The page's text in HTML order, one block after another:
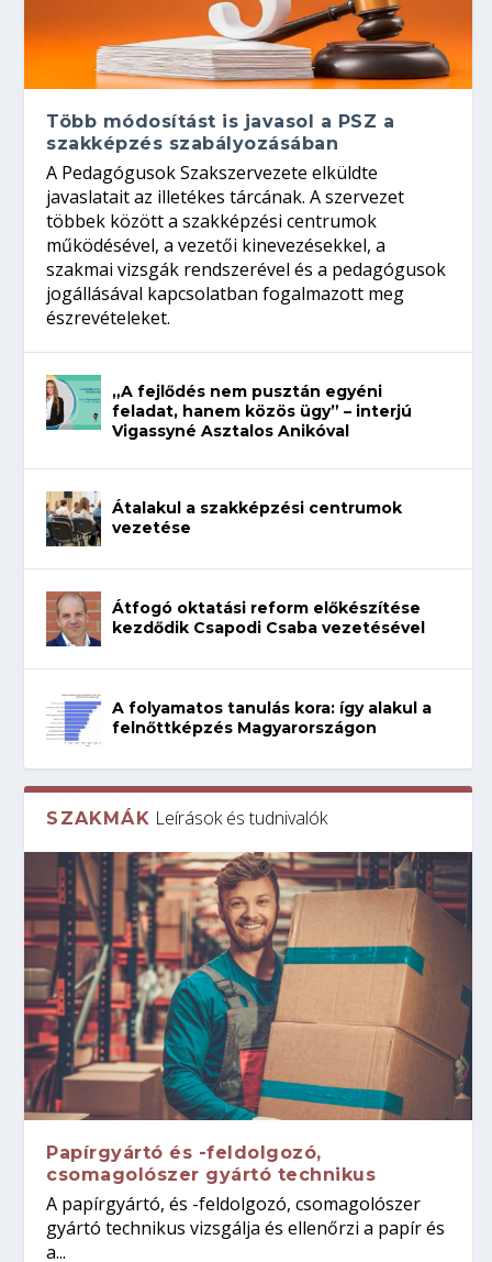
Több módosítást is javasol a PSZ a
szakképzés szabályozásában
A Pedagógusok Szakszervezete elküldte
javaslatait az illetékes tárcának. A szervezet
többek között a szakképzési centrumok
működésével, a vezetői kinevezésekkel, a
szakmai vizsgák rendszerével és a pedagógusok
jogállásával kapcsolatban fogalmazott meg
észrevételeket.
„A fejlődés nem pusztán egyéni
feladat, hanem közös ügy” – interjú
Vigassyné Asztalos Anikóval
Átalakul a szakképzési centrumok
vezetése
Átfogó oktatási reform előkészítése
kezdődik Csapodi Csaba vezetésével
A folyamatos tanulás kora: így alakul a
felnőttképzés Magyarországon
SZAKMÁK Leírások és tudnivalók
Papírgyártó és -feldolgozó,
csomagolószer gyártó technikus
A papírgyártó, és -feldolgozó, csomagolószer
gyártó technikus vizsgálja és ellenőrzi a papír és
a...